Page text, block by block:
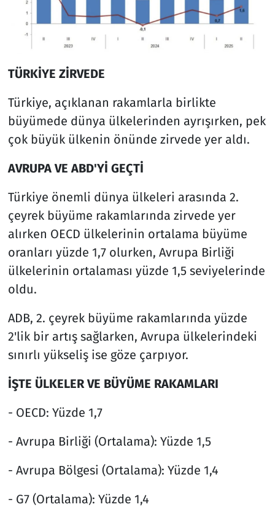
TÜRKİYE ZİRVEDE
Türkiye, açıklanan rakamlarla birlikte
büyümede dünya ülkelerinden ayrışırken, pek
çok büyük ülkenin önünde zirvede yer aldı.
AVRUPA VE ABD'Yİ GEÇTİ
Türkiye önemli dünya ülkeleri arasında 2.
çeyrek büyüme rakamlarında zirvede yer
alırken OECD ülkelerinin ortalama büyüme
oranları yüzde 1,7 olurken, Avrupa Birliği
ülkelerinin ortalaması yüzde 1,5 seviyelerinde
oldu.
ADB, 2. çeyrek büyüme rakamlarında yüzde
2'lik bir artış sağlarken, Avrupa ülkelerindeki
sınırlı yükseliş ise göze çarpıyor.
İŞTE ÜLKELER VE BÜYÜME RAKAMLARI
- OECD: Yüzde 1,7
- Avrupa Birliği (Ortalama): Yüzde 1,5
- Avrupa Bölgesi (Ortalama): Yüzde 1,4
- G7 (Ortalama): Yüzde 1,4